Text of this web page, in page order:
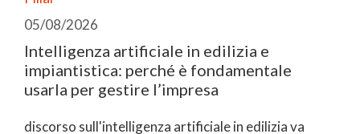
05/08/2026
Intelligenza artificiale in edilizia e
impiantistica: perché è fondamentale
usarla per gestire l’impresa
discorso sull'intelligenza artificiale in edilizia va